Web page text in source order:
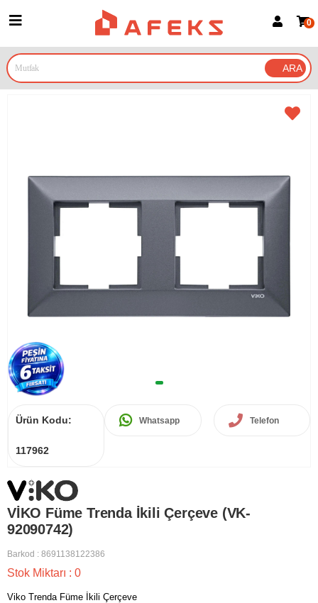
Google İle Bağlan
0
Ürün Kodu:
117962
Whatsapp Telefon
VİKO Füme Trenda İkili Çerçeve (VK-
92090742)
Barkod : 8691138122386
Stok Miktarı : 0
Viko Trenda Füme İkili Çerçeve